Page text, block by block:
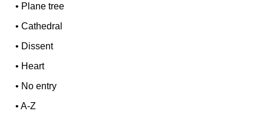
• Plane tree
•Cathedral
• Dissent
• Heart
• No entry
•A-Z